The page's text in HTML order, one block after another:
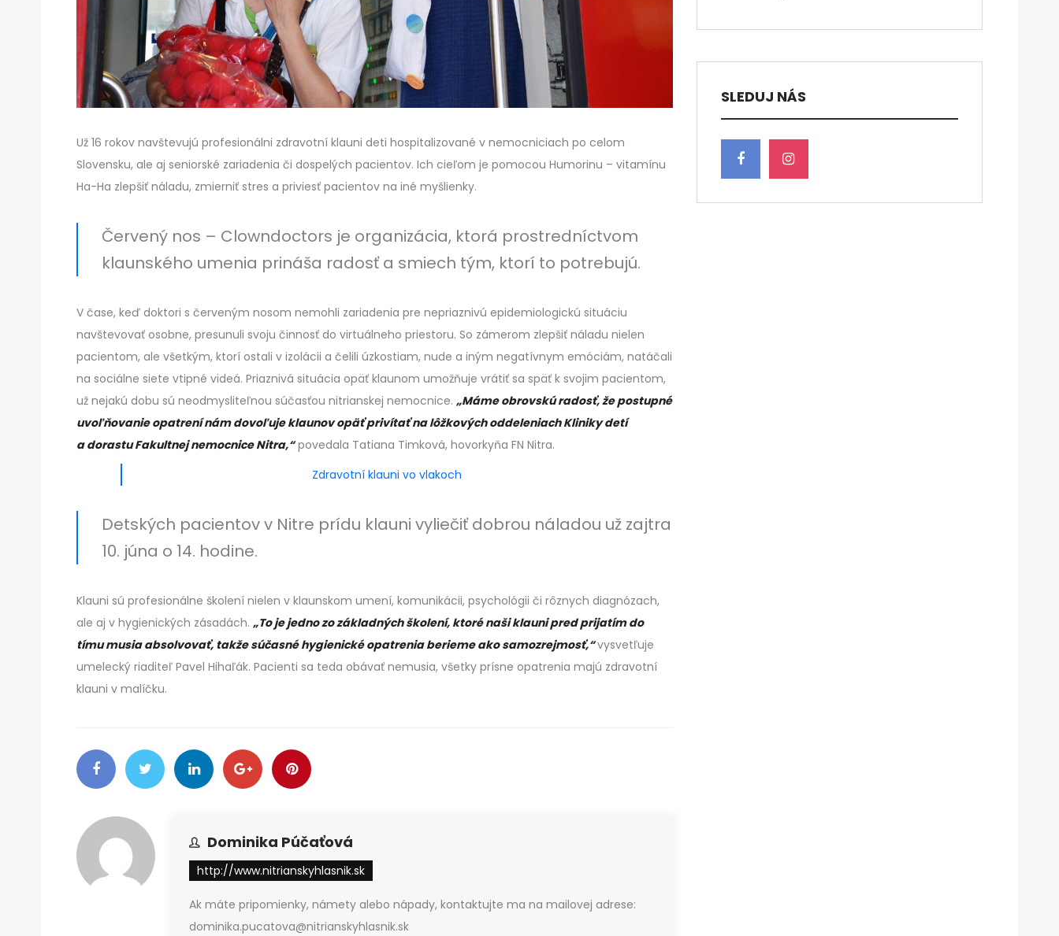
Už 16 rokov navštevujú profesionálni zdravotní klauni deti hospitalizované v nemocniciach po celom
Slovensku, ale aj seniorské zariadenia či dospelých pacientov. Ich cieľom je pomocou Humorinu – vitamínu
Ha-Ha zlepšiť náladu, zmierniť stres a priviesť pacientov na iné myšlienky.
Červený nos – Clowndoctors je organizácia, ktorá prostredníctvom
klaunského umenia prináša radosť a smiech tým, ktorí to potrebujú.
V čase, keď doktori s červeným nosom nemohli zariadenia pre nepriaznivú epidemiologickú situáciu
navštevovať osobne, presunuli svoju činnosť do virtuálneho priestoru. So zámerom zlepšiť náladu nielen
pacientom, ale všetkým, ktorí ostali v izolácii a čelili úzkostiam, nude a iným negatívnym emóciám, natáčali
na sociálne siete vtipné videá. Priaznivá situácia opäť klaunom umožňuje vrátiť sa späť k svojim pacientom,
už nejakú dobu sú neodmysliteľnou súčasťou nitrianskej nemocnice. „Máme obrovskú radosť, že postupné
uvoľňovanie opatrení nám dovoľuje klaunov opäť privítať na lôžkových oddeleniach Kliniky detí
a dorastu Fakultnej nemocnice Nitra,“povedala Tatiana Timková, hovorkyňa FN Nitra.
Zdravotní klauni vo vlakoch
Detských pacientov v Nitre prídu klauni vyliečiť dobrou náladou už zajtra
10. júna o 14. hodine.
Klauni sú profesionálne školení nielen v klaunskom umení, komunikácii, psychológii či rôznych diagnózach,
ale aj v hygienických zásadách. „To je jedno zo základných školení, ktoré naši klauni pred prijatím do
tímu musia absolvovať, takže súčasné hygienické opatrenia berieme ako samozrejmosť,“vysvetľuje
umelecký riaditeľ Pavel Hihaľák. Pacienti sa teda obávať nemusia, všetky prísne opatrenia majú zdravotní
klauni v malíčku.
Dominika Púčaťová
http://www.nitrianskyhlasnik.sk
Ak máte pripomienky, námety alebo nápady, kontaktujte ma na mailovej adrese:
dominika.pucatova@nitrianskyhlasnik.sk
SLEDUJ NÁS